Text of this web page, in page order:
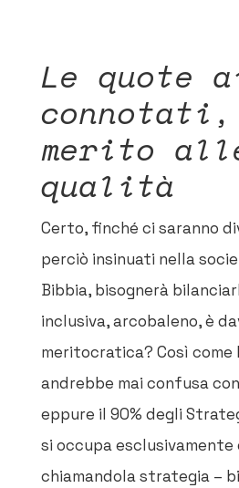
Le quote
merito
qualità
Certo, finché ci saranno
perciò insinuati nella
Bibbia, bisognerà
inclusiva, arcobaleno, è
meritocratica? Così
andrebbe mai confusa
eppure il 90% degli
si occupa
chiamandola strategia –